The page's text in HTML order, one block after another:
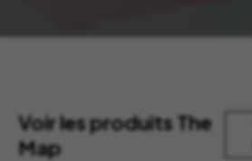
Voir les produits The
Map